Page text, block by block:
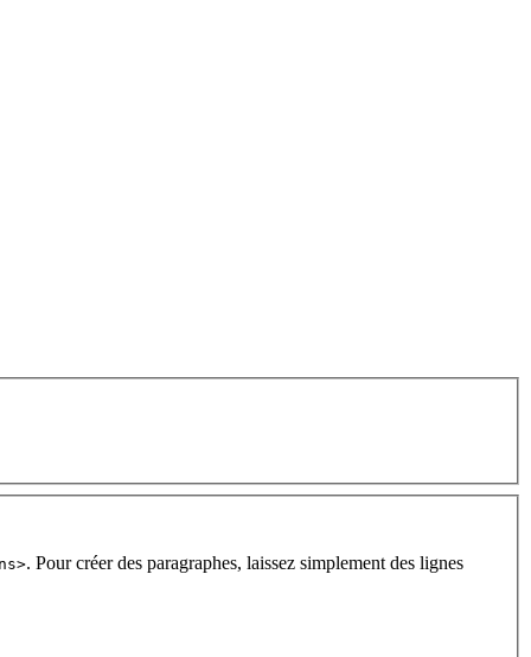
. Pour créer des paragraphes, laissez simplement des lignes